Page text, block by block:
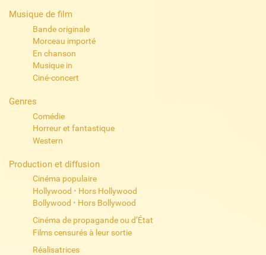
Musique de film
Bande originale
Morceau importé
En chanson
Musique in
Ciné-concert
Genres
Comédie
Horreur et fantastique
Western
Production et diffusion
Cinéma populaire
Hollywood • Hors Hollywood
Bollywood • Hors Bollywood
Cinéma de propagande ou d’État
Films censurés à leur sortie
Réalisatrices